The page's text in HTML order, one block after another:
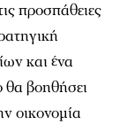
προσπάθειες
και ένα
θα βοηθήσει
οικονομία